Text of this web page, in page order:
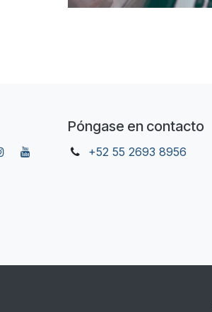
Póngase en contacto
+52 55 2693 8956